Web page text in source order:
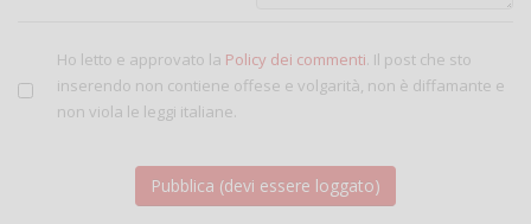
Ho letto e approvato la Policy dei commenti . Il post che sto
inserendo non contiene offese e volgarità, non è diffamante e
non viola le leggi italiane.